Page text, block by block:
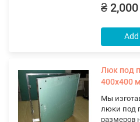
₴ 2,000
Люк под
400х400
Мы
люки под
размеров